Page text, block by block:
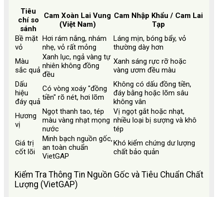
Tiêu
chí so
sánh
Cam Xoàn Lai Vung
(Việt Nam)
Cam Nhập Khẩu / Cam Lai
Tạp
Bề mặt
vỏ
Hơi rám nắng, nhám
nhẹ, vỏ rất mỏng
Láng mịn, bóng bẩy, vỏ
thường dày hơn
Màu
sắc quả
Xanh lục, ngả vàng tự
nhiên không đồng
đều
Xanh sáng rực rỡ hoặc
vàng ươm đều màu
Dấu
hiệu
đáy quả
Có vòng xoáy "đồng
tiền" rõ nét, hơi lõm
Không có dấu đồng tiền,
đáy bằng hoặc lõm sâu
không vân
Hương
vị
Ngọt thanh tao, tép
màu vàng nhạt mọng
nước
Vị ngọt gắt hoặc nhạt,
nhiều loại bị sượng và khô
tép
Giá trị
cốt lõi
Minh bạch nguồn gốc,
an toàn chuẩn
VietGAP
Khó kiểm chứng dư lượng
chất bảo quản
Kiểm Tra Thông Tin Nguồn Gốc và Tiêu Chuẩn Chất
Lượng (VietGAP)